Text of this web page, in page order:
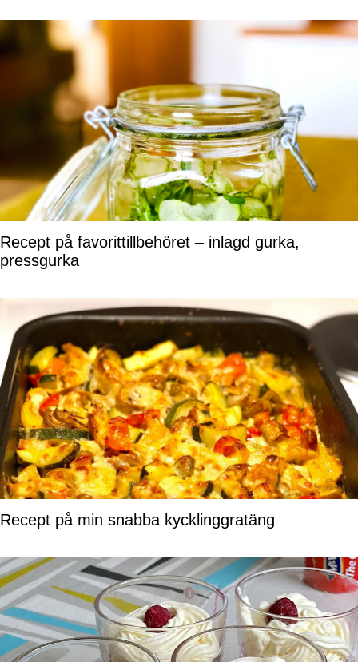
Recept på favorittillbehöret – inlagd gurka,
pressgurka
Recept på min snabba kycklinggratäng